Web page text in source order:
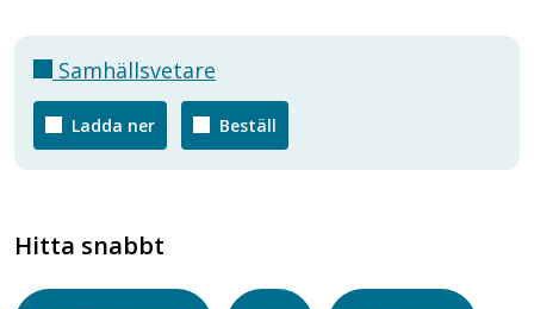
Samhällsvetare
Ladda ner Beställ
Hitta snabbt